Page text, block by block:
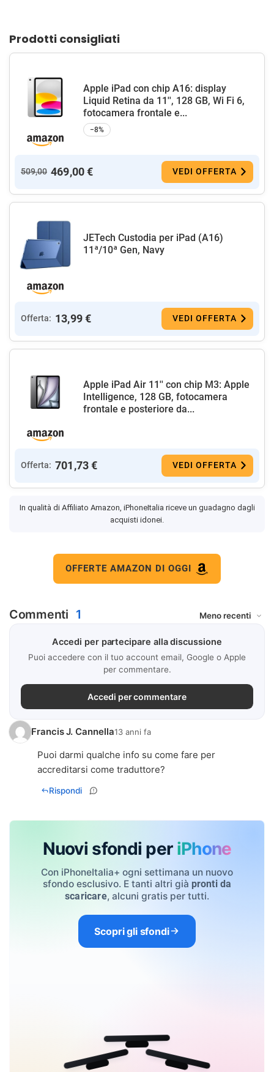
Prodotti consigliati
Apple iPad con chip A16: display
Liquid Retina da 11'', 128 GB, Wi Fi 6,
fotocamera frontale e...
−8%
509,00 469,00 € VEDI OFFERTA
JETech Custodia per iPad (A16)
11ª/10ª Gen, Navy
Offerta: 13,99 € VEDI OFFERTA
Apple iPad Air 11'' con chip M3: Apple
Intelligence, 128 GB, fotocamera
frontale e posteriore da...
Offerta: 701,73 € VEDI OFFERTA
In qualità di Affiliato Amazon, iPhoneItalia riceve un guadagno dagli
acquisti idonei.
OFFERTE AMAZON DI OGGI
Commenti 1
Accedi per partecipare alla discussione
Puoi accedere con il tuo account email, Google o Apple
per commentare.
Accedi per commentare
Francis J. Cannella13 anni fa
Puoi darmi qualche info su come fare per
accreditarsi come traduttore?
Rispondi
Nuovi sfondi per iPhone
Con iPhoneItalia+ ogni settimana un nuovo
sfondo esclusivo. E tanti altri già pronti da
scaricare, alcuni gratis per tutti.
Scopri gli sfondi